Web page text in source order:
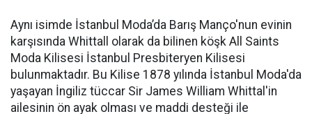
Aynı isimde İstanbul Moda’da Barış Manço'nun evinin
karşısında Whittall olarak da bilinen köşk All Saints
Moda Kilisesi İstanbul Presbiteryen Kilisesi
bulunmaktadır. Bu Kilise 1878 yılında İstanbul Moda'da
yaşayan İngiliz tüccar Sir James William Whittal'in
ailesinin ön ayak olması ve maddi desteği ile